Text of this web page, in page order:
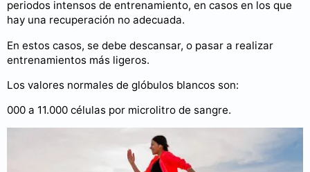
periodos intensos de entrenamiento, en casos en los que
hay una recuperación no adecuada.
En estos casos, se debe descansar, o pasar a realizar
entrenamientos más ligeros.
Los valores normales de glóbulos blancos son:
000 a 11.000 células por microlitro de sangre.